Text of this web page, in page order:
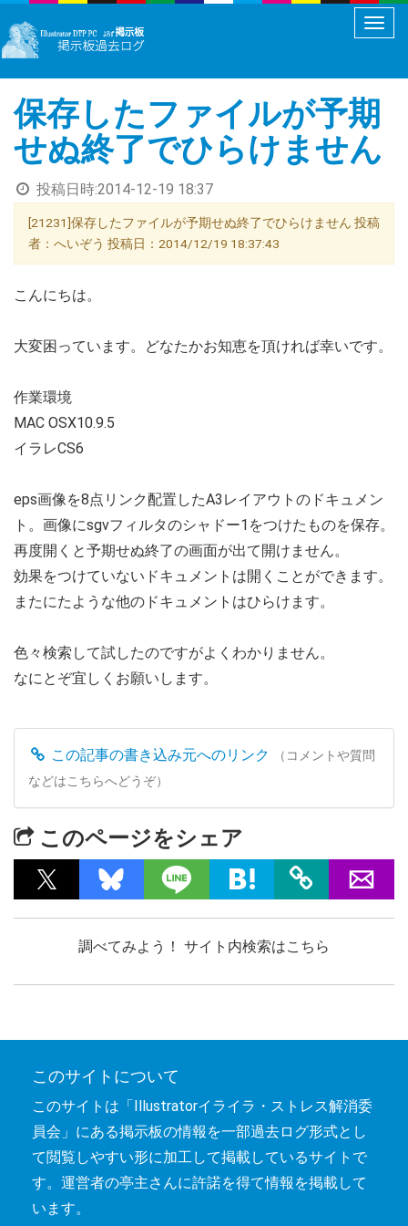
メ
ュ
ー
切
り
え
保存したファイルが予期
せぬ終了でひらけません
投稿日時:2014-12-19 18:37
[21231]保存したファイルが予期せぬ終了でひらけません 投稿
者：へいぞう 投稿日：2014/12/19 18:37:43
こんにちは。
大変困っています。どなたかお知恵を頂ければ幸いです。
作業環境
MAC OSX10.9.5
イラレCS6
eps画像を8点リンク配置したA3レイアウトのドキュメン
ト。画像にsgvフィルタのシャドー1をつけたものを保存。
再度開くと予期せぬ終了の画面が出て開けません。
効果をつけていないドキュメントは開くことができます。
またにたような他のドキュメントはひらけます。
色々検索して試したのですがよくわかりません。
なにとぞ宜しくお願いします。
この記事の書き込み元へのリンク
（コメントや質問
などはこちらへどうぞ）
このページをシェア
調べてみよう！ サイト内検索はこちら
このサイトについて
このサイトは「Illustratorイライラ・ストレス解消委
員会」にある掲示板の情報を一部過去ログ形式とし
て閲覧しやすい形に加工して掲載しているサイトで
す。運営者の亭主さんに許諾を得て情報を掲載して
います。